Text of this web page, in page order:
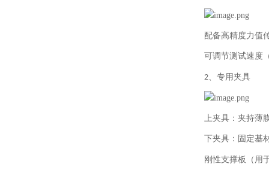
配备高精度力值
可调节测试速度
2、 专用夹具
上夹具：夹持薄
下夹具：固定基
刚性支撑板（用